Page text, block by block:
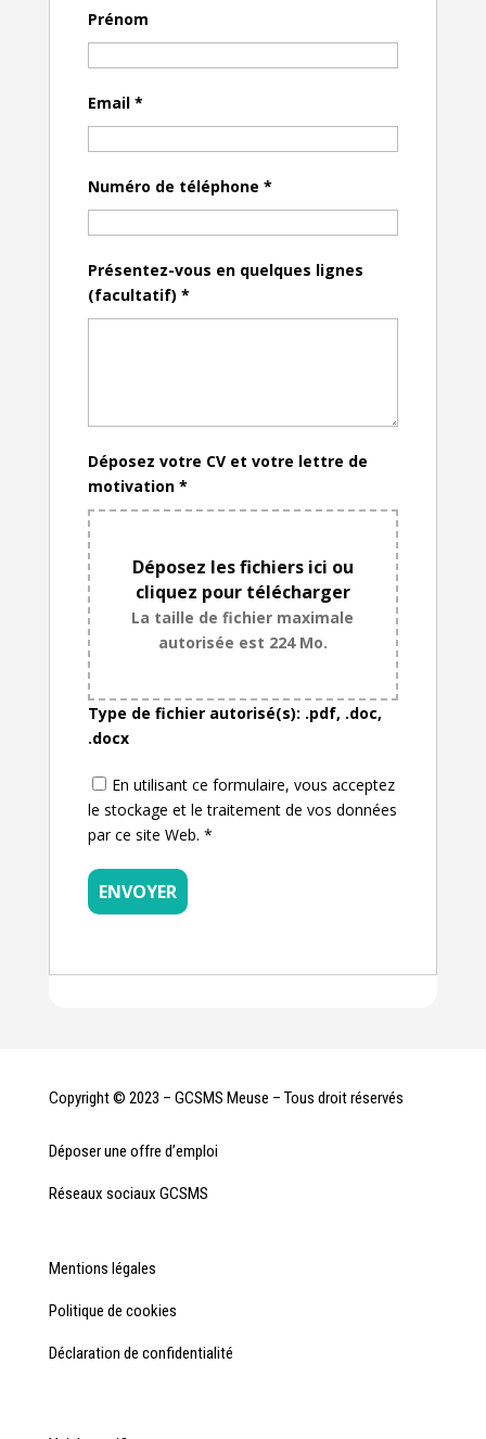
Prénom
Email *
Numéro de téléphone *
Présentez-vous en quelques lignes
(facultatif) *
Déposez votre CV et votre lettre de
motivation *
Déposez les fichiers ici ou
cliquez pour télécharger
La taille de fichier maximale
autorisée est 224 Mo.
Type de fichier autorisé(s): .pdf, .doc,
.docx
En utilisant ce formulaire, vous acceptez
le stockage et le traitement de vos données
par ce site Web. *
Copyright © 2023 – GCSMS Meuse – Tous droit réservés
Déposer une offre d’emploi
Réseaux sociaux GCSMS
Mentions légales
Politique de cookies
Déclaration de confidentialité